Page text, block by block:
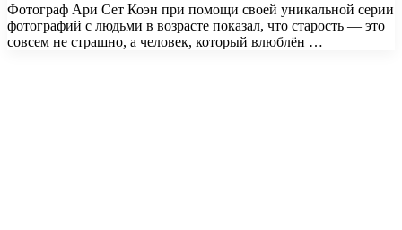
Фотограф Ари Сет Коэн при помощи своей уникальной серии
фотографий с людьми в возрасте показал, что старость — это
совсем не страшно, а человек, который влюблён …